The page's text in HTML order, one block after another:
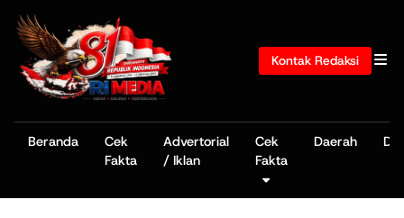
Kontak Redaksi
Beranda
Cek
Fakta
Advertorial
/ Iklan
Cek
Fakta
Daerah